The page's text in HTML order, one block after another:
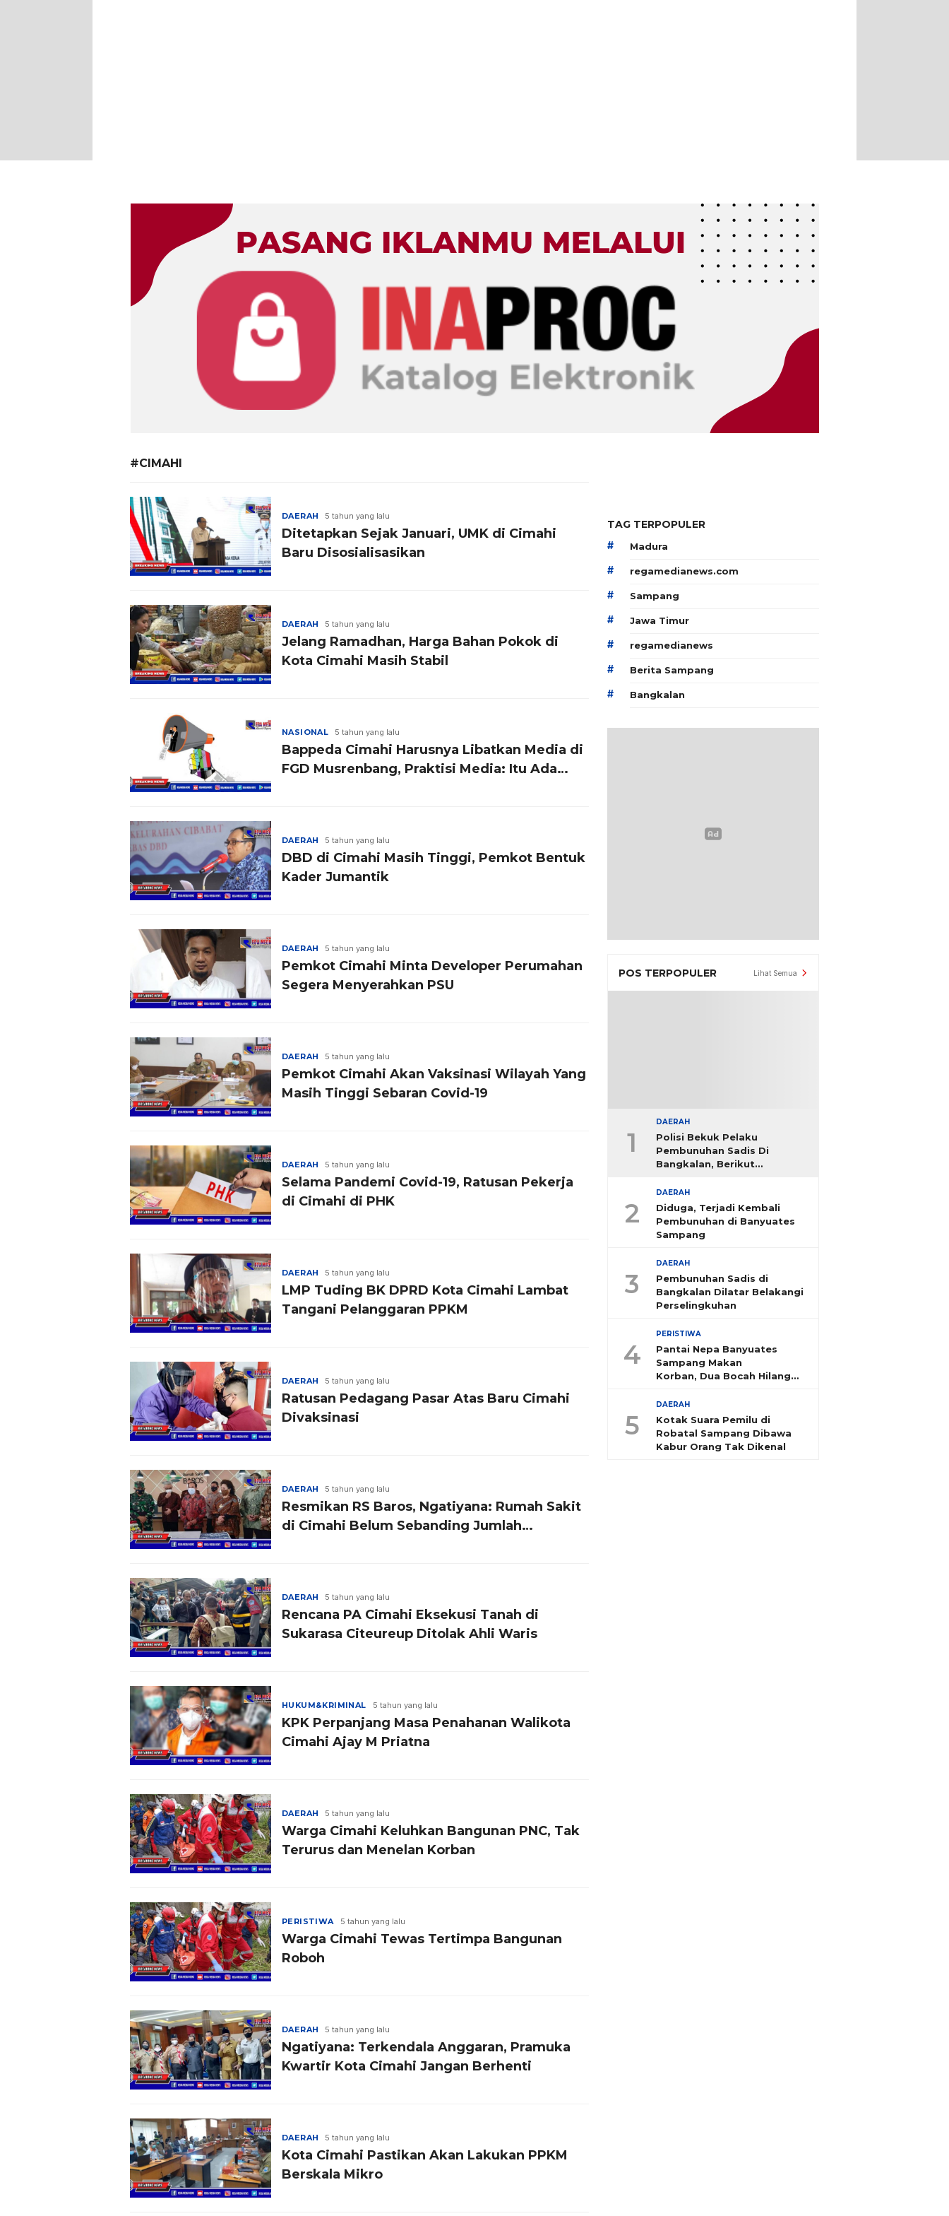
#CIMAHI
DAERAH 5 tahun yang lalu
Ditetapkan Sejak Januari, UMK di Cimahi
Baru Disosialisasikan
DAERAH 5 tahun yang lalu
Jelang Ramadhan, Harga Bahan Pokok di
Kota Cimahi Masih Stabil
NASIONAL 5 tahun yang lalu
Bappeda Cimahi Harusnya Libatkan Media di
FGD Musrenbang, Praktisi Media: Itu Ada
DAERAH 5 tahun yang lalu
DBD di Cimahi Masih Tinggi, Pemkot Bentuk
Kader Jumantik
DAERAH 5 tahun yang lalu
Pemkot Cimahi Minta Developer Perumahan
Segera Menyerahkan PSU
DAERAH 5 tahun yang lalu
Pemkot Cimahi Akan Vaksinasi Wilayah Yang
Masih Tinggi Sebaran Covid-19
DAERAH 5 tahun yang lalu
Selama Pandemi Covid-19, Ratusan Pekerja
di Cimahi di PHK
DAERAH 5 tahun yang lalu
LMP Tuding BK DPRD Kota Cimahi Lambat
Tangani Pelanggaran PPKM
DAERAH 5 tahun yang lalu
Ratusan Pedagang Pasar Atas Baru Cimahi
Divaksinasi
DAERAH 5 tahun yang lalu
Resmikan RS Baros, Ngatiyana: Rumah Sakit
di Cimahi Belum Sebanding Jumlah
DAERAH 5 tahun yang lalu
Rencana PA Cimahi Eksekusi Tanah di
Sukarasa Citeureup Ditolak Ahli Waris
HUKUM&KRIMINAL 5 tahun yang lalu
KPK Perpanjang Masa Penahanan Walikota
Cimahi Ajay M Priatna
DAERAH 5 tahun yang lalu
Warga Cimahi Keluhkan Bangunan PNC, Tak
Terurus dan Menelan Korban
PERISTIWA 5 tahun yang lalu
Warga Cimahi Tewas Tertimpa Bangunan
Roboh
DAERAH 5 tahun yang lalu
Ngatiyana: Terkendala Anggaran, Pramuka
Kwartir Kota Cimahi Jangan Berhenti
DAERAH 5 tahun yang lalu
Kota Cimahi Pastikan Akan Lakukan PPKM
Berskala Mikro
TAG TERPOPULER
# Madura
# regamedianews.com
# Sampang
# Jawa Timur
# regamedianews
# Berita Sampang
# Bangkalan
POS TERPOPULER Lihat Semua
1
DAERAH
Polisi Bekuk Pelaku
Pembunuhan Sadis Di
Bangkalan, Berikut
2
DAERAH
Diduga, Terjadi Kembali
Pembunuhan di Banyuates
Sampang
3
DAERAH
Pembunuhan Sadis di
Bangkalan Dilatar Belakangi
Perselingkuhan
4
PERISTIWA
Pantai Nepa Banyuates
Sampang Makan
Korban, Dua Bocah Hilang
5
DAERAH
Kotak Suara Pemilu di
Robatal Sampang Dibawa
Kabur Orang Tak Dikenal